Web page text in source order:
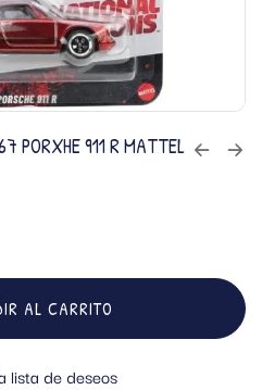
PORXHE 911 R MATTEL
AL CARRITO
lista de deseos